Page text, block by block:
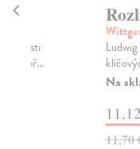
Rozličné
Wittgenstein
Ludwig
klíčových
?